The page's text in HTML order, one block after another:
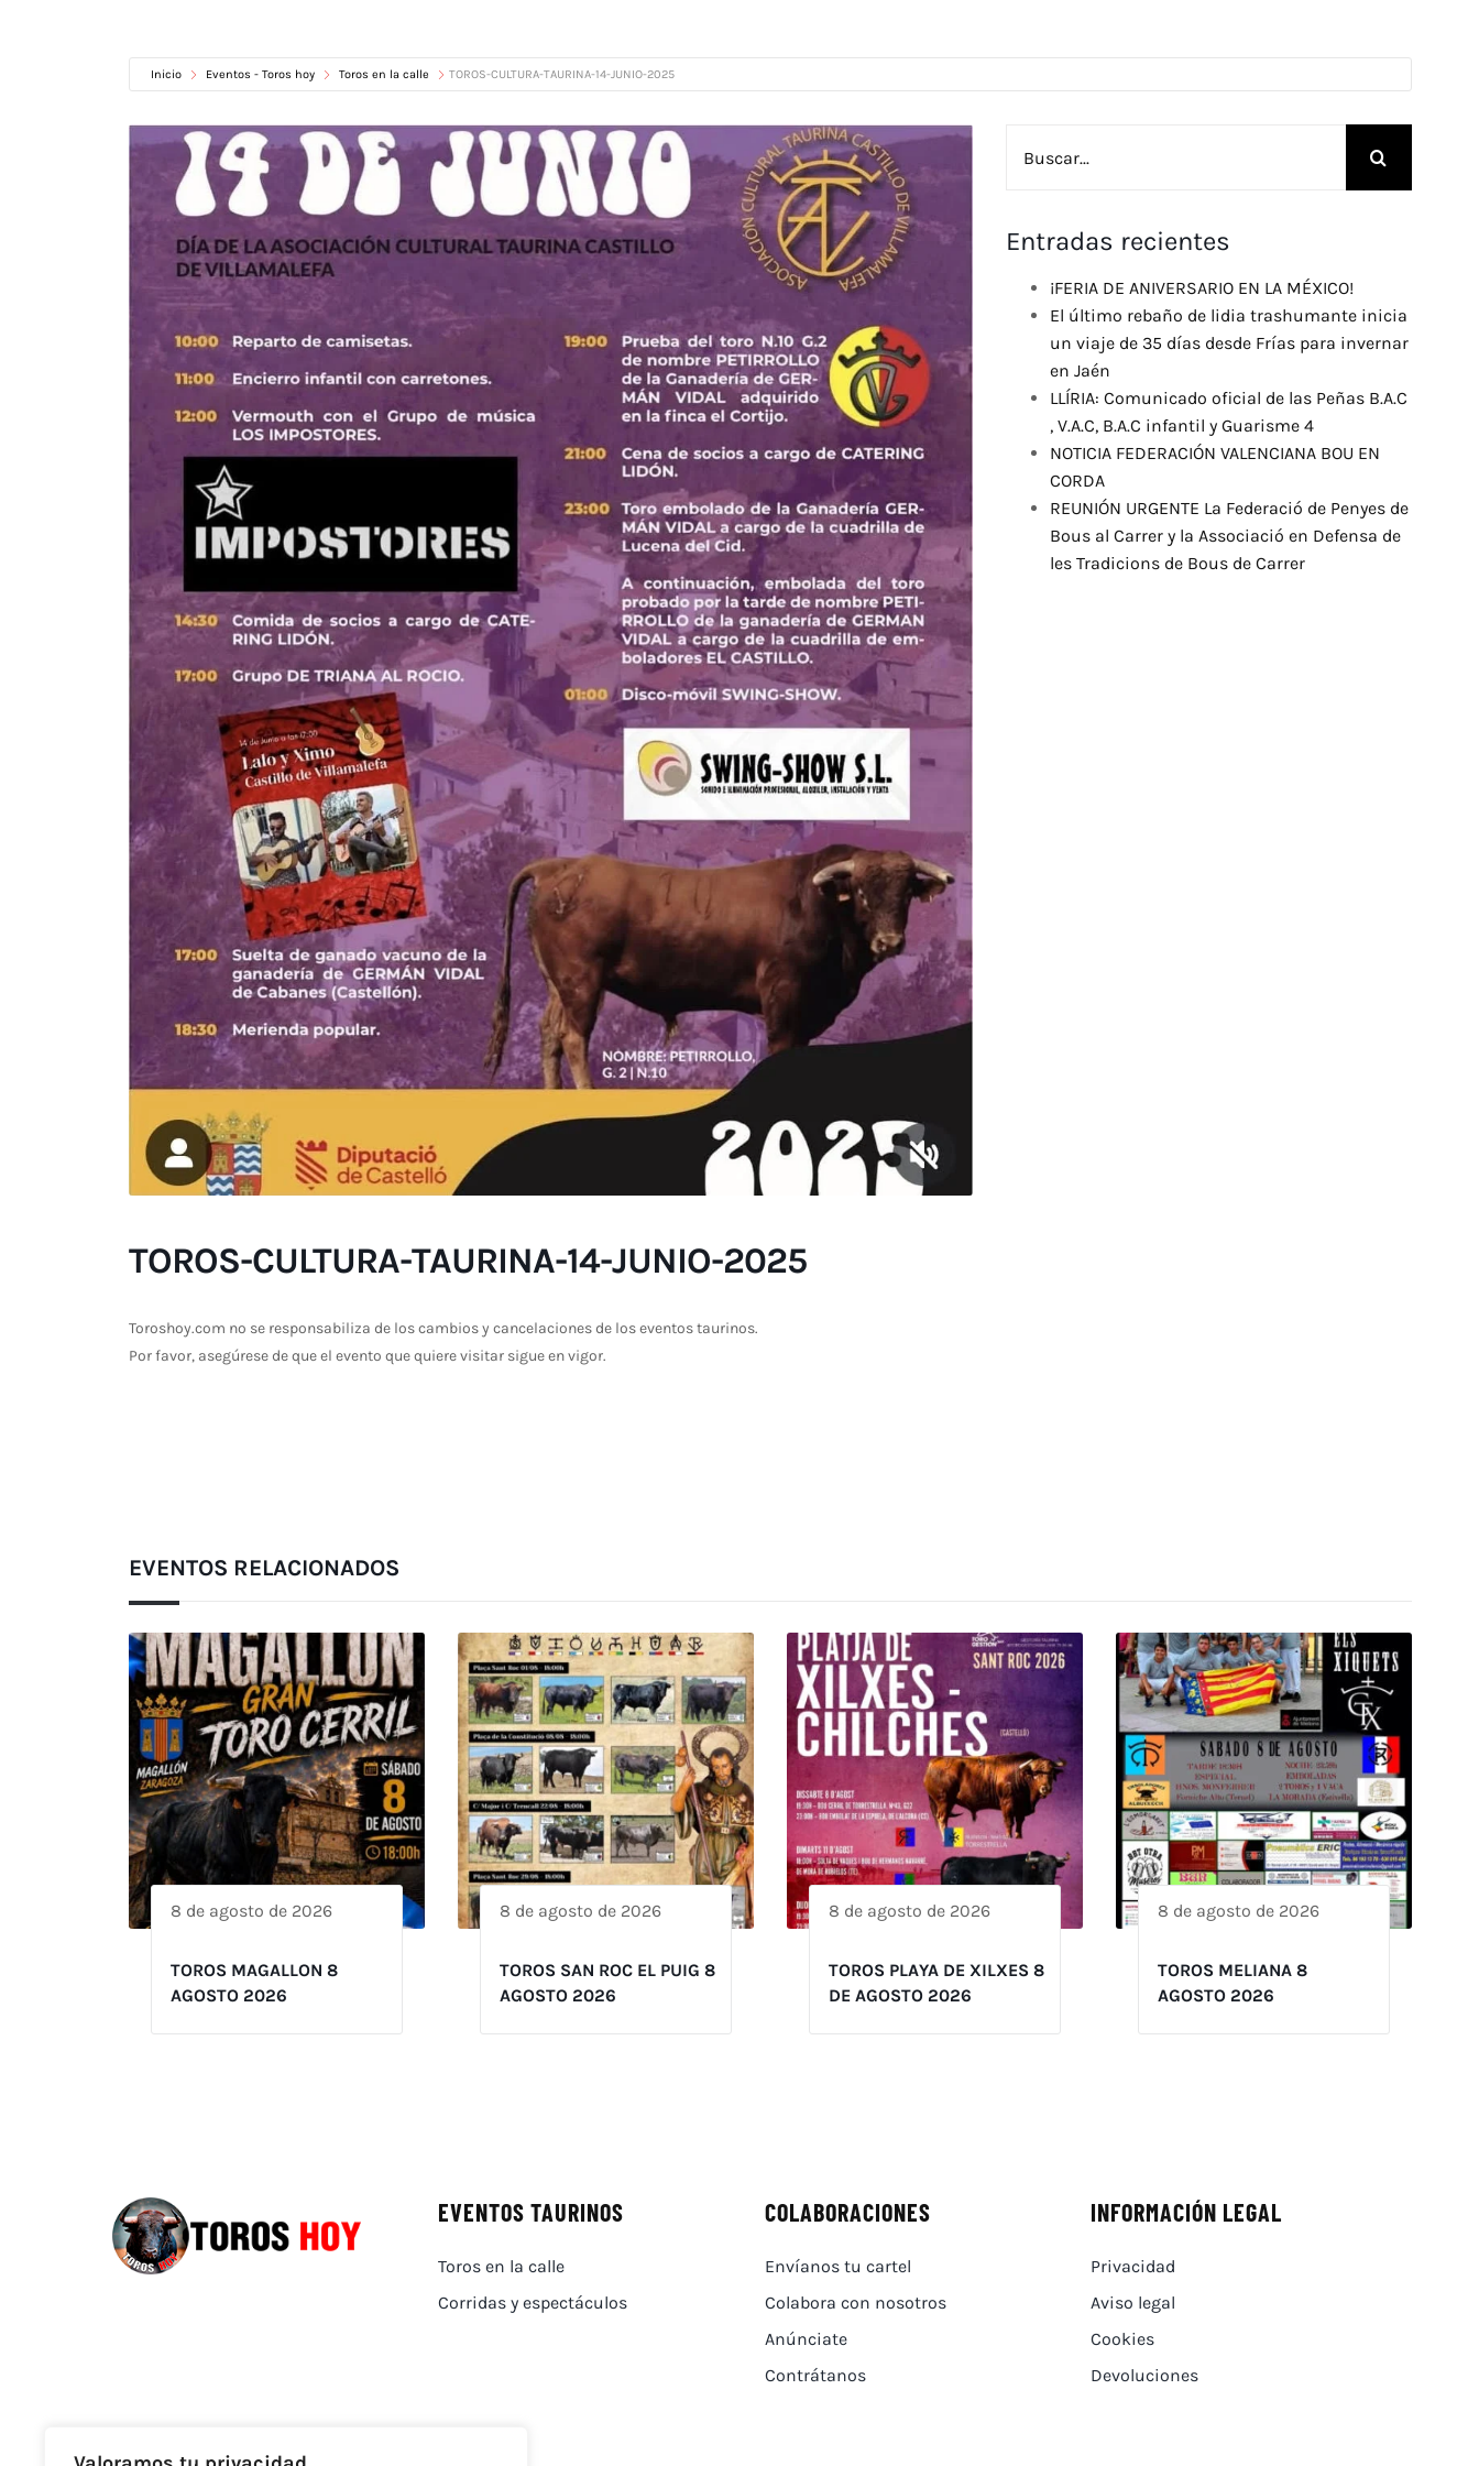
Inicio Eventos - Toros hoy Toros en la calle TOROS-CULTURA-TAURINA-14-JUNIO-2025
TOROS-CULTURA-TAURINA-14-JUNIO-2025
Toroshoy.com no se responsabiliza de los cambios y cancelaciones de los eventos taurinos.
Por favor, asegúrese de que el evento que quiere visitar sigue en vigor.
Entradas recientes
¡FERIA DE ANIVERSARIO EN LA MÉXICO!
El último rebaño de lidia trashumante inicia
un viaje de 35 días desde Frías para invernar
en Jaén
LLÍRIA: Comunicado oficial de las Peñas B.A.C
, V.A.C, B.A.C infantil y Guarisme 4
NOTICIA FEDERACIÓN VALENCIANA BOU EN
CORDA
REUNIÓN URGENTE La Federació de Penyes de
Bous al Carrer y la Associació en Defensa de
les Tradicions de Bous de Carrer
EVENTOS RELACIONADOS
8 de agosto de 2026
TOROS MAGALLON 8
AGOSTO 2026
8 de agosto de 2026
TOROS SAN ROC EL PUIG 8
AGOSTO 2026
8 de agosto de 2026
TOROS PLAYA DE XILXES 8
DE AGOSTO 2026
8 de agosto de 2026
TOROS MELIANA 8
AGOSTO 2026
EVENTOS TAURINOS
Toros en la calle
Corridas y espectáculos
COLABORACIONES
Envíanos tu cartel
Colabora con nosotros
Anúnciate
Contrátanos
INFORMACIÓN LEGAL
Privacidad
Aviso legal
Cookies
Devoluciones